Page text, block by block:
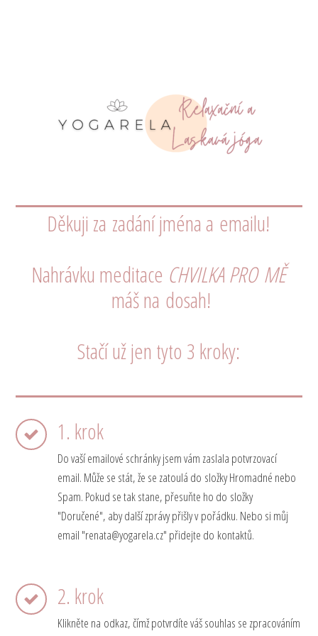
Děkuji za zadání jména a emailu!
Nahrávku meditace CHVILKA PRO MĚ
máš na dosah!
Stačí už jen tyto 3 kroky:
1. krok
Do vaší emailové schránky jsem vám zaslala potvrzovací
email. Může se stát, že se zatoulá do složky Hromadné nebo
Spam. Pokud se tak stane, přesuňte ho do složky
"Doručené", aby další zprávy přišly v pořádku. Nebo si můj
email "renata@yogarela.cz" přidejte do kontaktů.
2. krok
Klikněte na odkaz, čímž potvrdíte váš souhlas se zpracováním